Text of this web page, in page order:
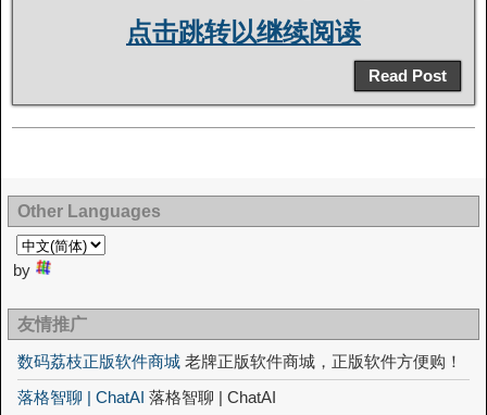
点击跳转以继续阅读
Read Post
Other Languages
by
友情推广
数码荔枝正版软件商城 老牌正版软件商城，正版软件方便购！
落格智聊 | ChatAI 落格智聊 | ChatAI